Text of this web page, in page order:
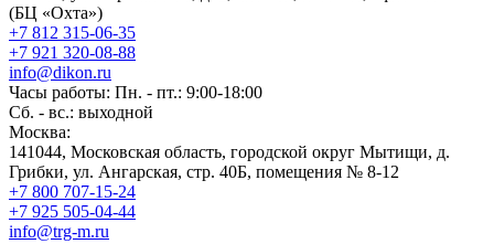
(БЦ «Охта»)
+7 812 315-06-35
+7 921 320-08-88
info@dikon.ru
Часы работы: Пн. - пт.: 9:00-18:00
Сб. - вс.: выходной
Москва:
141044, Московская область, городской округ Мытищи, д.
Грибки, ул. Ангарская, стр. 40Б, помещения № 8-12
+7 800 707-15-24
+7 925 505-04-44
info@trg-m.ru